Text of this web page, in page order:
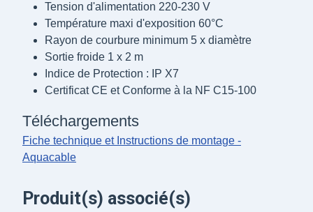
Tension d'alimentation 220-230 V
Température maxi d'exposition 60°C
Rayon de courbure minimum 5 x diamètre
Sortie froide 1 x 2 m
Indice de Protection : IP X7
Certificat CE et Conforme à la NF C15-100
Téléchargements
Fiche technique et Instructions de montage -
Aquacable
Produit(s) associé(s)